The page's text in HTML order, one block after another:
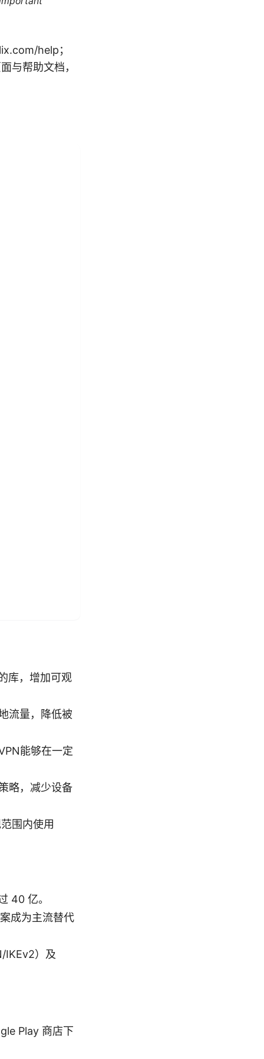
help；
与帮助文档，
库，增加可观
流量，降低被
能够在一定
略，减少设备
围内使用
40 亿。
成为主流替代
IKEv2）及
Play 商店下